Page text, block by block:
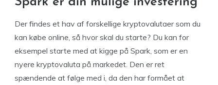
Der findes et hav af forskellige kryptovalutaer som du
kan købe online, så hvor skal du starte? Du kan for
eksempel starte med at kigge på Spark, som er en
nyere kryptovaluta på markedet. Den er ret
spændende at følge med i, da den har formået at